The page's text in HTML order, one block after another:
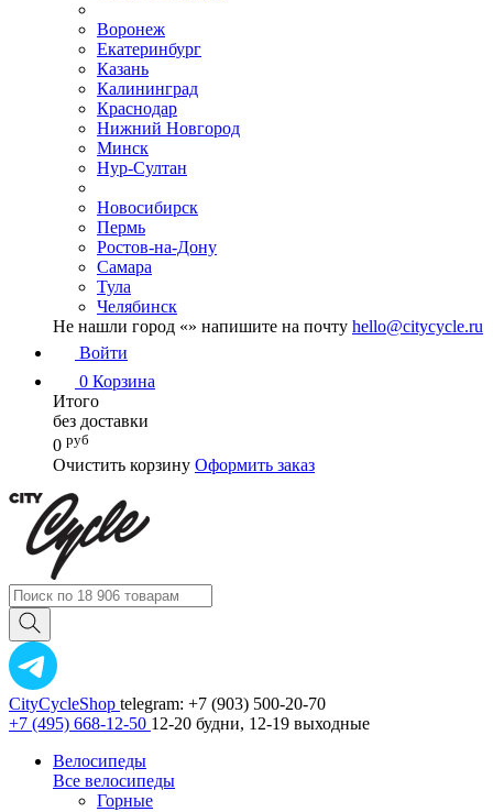
Воронеж
Екатеринбург
Казань
Калининград
Краснодар
Нижний Новгород
Минск
Нур-Султан
Новосибирск
Пермь
Ростов-на-Дону
Самара
Тула
Челябинск
Не нашли город «» напишите на почту hello@citycycle.ru
Войти
0 Корзина
Итого
без доставки
0 руб
Очистить корзину Оформить заказ
CityCycleShop telegram: +7 (903) 500-20-70
+7 (495) 668-12-50 12-20 будни, 12-19 выходные
Велосипеды
Все велосипеды
Горные